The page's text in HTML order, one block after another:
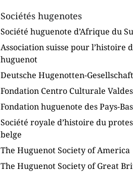
Sociétés hugenotes
Société huguenote d’Afrique du
Association suisse pour l’histoire
huguenot
Deutsche Hugenotten-Gesellschaft
Fondation Centro Culturale
Fondation huguenote des Pays-Bas
Société royale d’histoire du
belge
The Huguenot Society of America
The Huguenot Society of Great